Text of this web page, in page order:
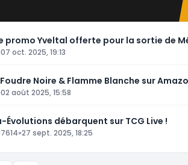
promo Yveltal offerte pour la sortie de
07 oct. 2025, 19:13
Noire & Flamme Blanche sur
02 août 2025, 15:58
Évolutions débarquent sur TCG Live !
»27 sept. 2025, 18:25